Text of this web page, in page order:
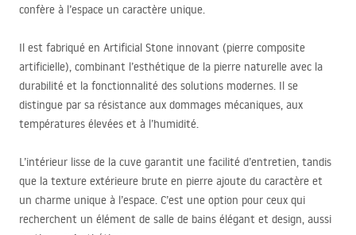
confère à l’espace un caractère unique.
Il est fabriqué en Artificial Stone innovant (pierre composite
artificielle), combinant l’esthétique de la pierre naturelle avec la
durabilité et la fonctionnalité des solutions modernes. Il se
distingue par sa résistance aux dommages mécaniques, aux
températures élevées et à l’humidité.
L’intérieur lisse de la cuve garantit une facilité d’entretien, tandis
que la texture extérieure brute en pierre ajoute du caractère et
un charme unique à l’espace. C’est une option pour ceux qui
recherchent un élément de salle de bains élégant et design, aussi